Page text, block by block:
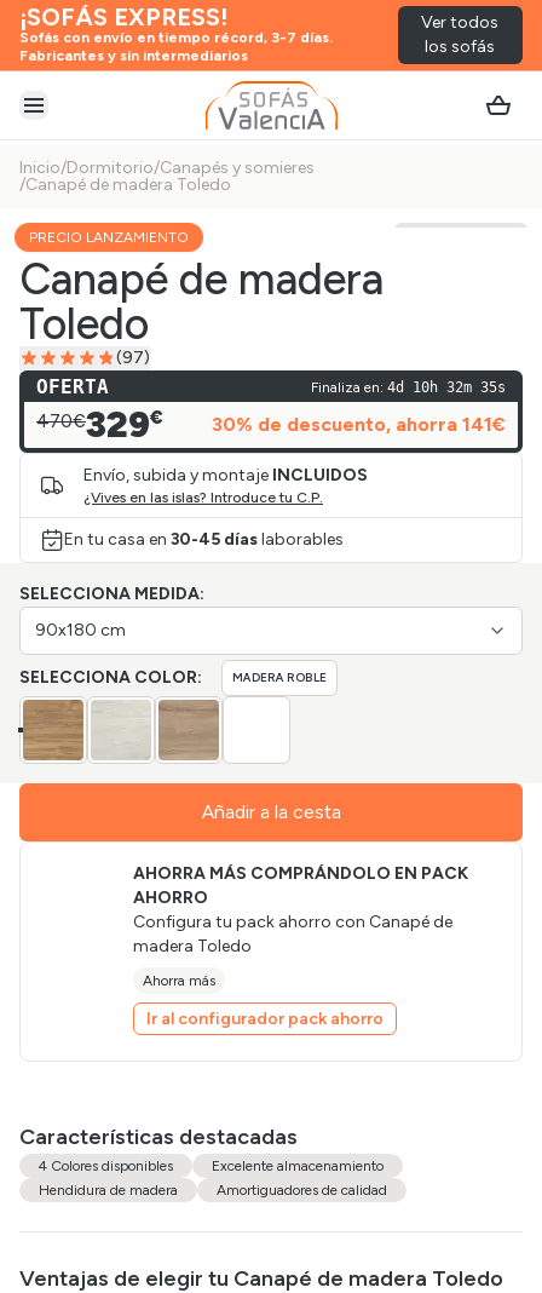
¡SOFÁS EXPRESS!
Sofás con envío en tiempo récord, 3-7 días.
Fabricantes y sin intermediarios
Ver todos
los sofás
Abrir menú
Inicio/Dormitorio/Canapés y somieres
/Canapé de madera Toledo
PRECIO LANZAMIENTO
Canapé de madera
Toledo
(97)
OFERTA Finaliza en: 4d 10h 32m 35s
470€329€ 30% de descuento, ahorra 141€
Envío, subida y montaje INCLUIDOS
¿Vives en las islas? Introduce tu C.P.
En tu casa en 30-45 díaslaborables
SELECCIONA MEDIDA:
90x180 cm
SELECCIONA COLOR: MADERA ROBLE
Añadir a la cesta
AHORRA MÁS COMPRÁNDOLO EN PACK
AHORRO
Configura tu pack ahorro con Canapé de
madera Toledo
Ahorra más
Ir al configurador pack ahorro
Características destacadas
4 Colores disponibles
Excelente almacenamiento
Hendidura de madera
Amortiguadores de calidad
Ventajas de elegir tu Canapé de madera Toledo